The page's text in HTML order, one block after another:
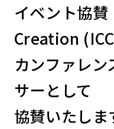
イベント協
Creation
カンファレ
サーとして
協賛いたしま